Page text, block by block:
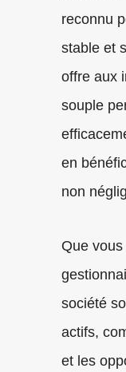
reconnu
stable et
offre aux
souple
en
non
Que
société
actifs,
et les